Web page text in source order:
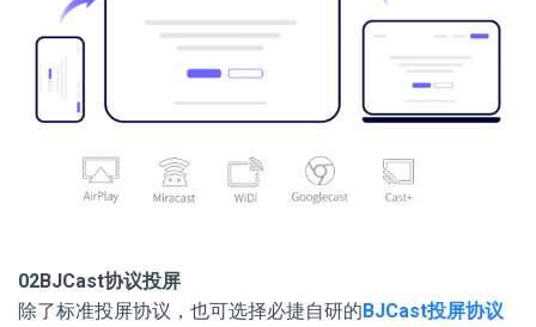
02BJCast协议投屏
除了标准投屏协议，也可选择必捷自研的BJCast投屏协议